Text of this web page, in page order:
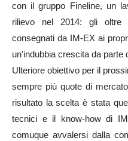
con il gruppo Fineline, un
rilievo nel 2014: gli oltre
consegnati da IM-EX ai
un'indubbia crescita da parte
Ulteriore obiettivo per il
sempre più quote di
risultato la scelta è stata
tecnici e il know-how di
comuque avvalersi dalla